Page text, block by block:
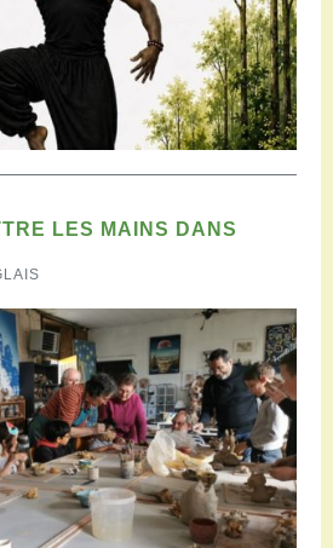
LES MAINS DANS